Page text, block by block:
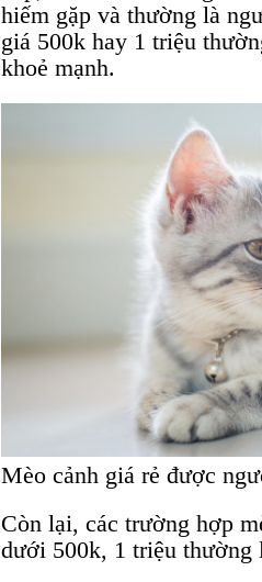
hiếm gặp và thường là
giá 500k hay 1 triệu
khoẻ mạnh.
Mèo cảnh giá rẻ được
Còn lại, các trường hợp
dưới 500k, 1 triệu thường